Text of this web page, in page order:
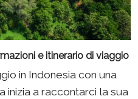
e itinerario di viaggio
in Indonesia con una
inizia a raccontarci la sua